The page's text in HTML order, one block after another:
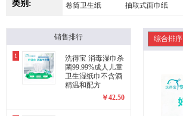
类别: 卷筒卫生纸 抽取式面巾纸
销售排行
1
洗得宝 消毒湿巾杀
菌99.99%成人儿童
卫生湿纸巾不含酒
精温和配方
￥42.50
综合排序